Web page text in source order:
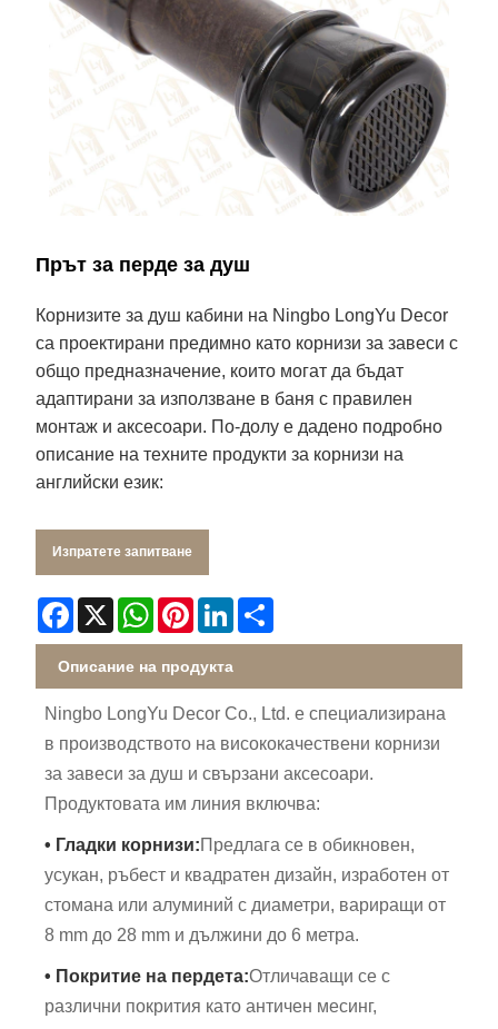
Прът за перде за душ
Корнизите за душ кабини на Ningbo LongYu Decor
са проектирани предимно като корнизи за завеси с
общо предназначение, които могат да бъдат
адаптирани за използване в баня с правилен
монтаж и аксесоари. По-долу е дадено подробно
описание на техните продукти за корнизи на
английски език:
Изпратете запитване
Facebook
X WhatsApp
PinterestLinkedIn
Описание на продукта
Ningbo LongYu Decor Co., Ltd. е специализирана
в производството на висококачествени корнизи
за завеси за душ и свързани аксесоари.
Продуктовата им линия включва:
• Гладки корнизи:Предлага се в обикновен,
усукан, ръбест и квадратен дизайн, изработен от
стомана или алуминий с диаметри, вариращи от
8 mm до 28 mm и дължини до 6 метра.
• Покритие на пердета:Отличаващи се с
различни покрития като античен месинг,